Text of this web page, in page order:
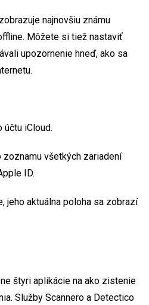
najnovšiu známu
Môžete si tiež nastaviť
upozornenie hneď, ako sa
účtu iCloud.
všetkých zariadení
ID.
jeho aktuálna poloha sa zobrazí
štyri aplikácie na ako zistenie
Služby Scannero a Detectico